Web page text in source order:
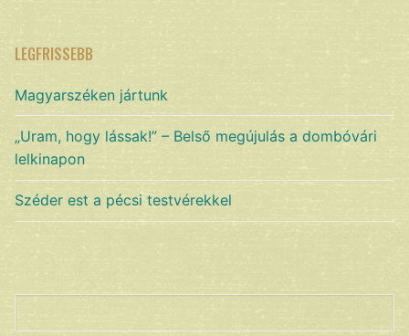
LEGFRISSEBB
Magyarszéken jártunk
„Uram, hogy lássak!” – Belső megújulás a dombóvári
lelkinapon
Széder est a pécsi testvérekkel